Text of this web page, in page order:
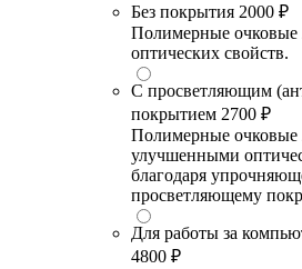
Без покрытия 2000 ₽
Полимерные
оптических свойств.
С просветляющим
покрытием 2700 ₽
Полимерные очковые
улучшенными
благодаря
просветляющему
Для работы за
4800 ₽